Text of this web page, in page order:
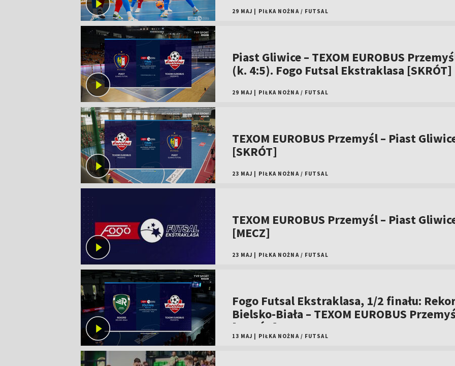
29 MAJ PIŁKA NOŻNA / FUTSAL
Piast Gliwice – TEXOM EUROBUS
(k. 4:5). Fogo Futsal Ekstraklasa [SKRÓT]
29 MAJ PIŁKA NOŻNA / FUTSAL
TEXOM EUROBUS Przemyśl – Piast
[SKRÓT]
23 MAJ PIŁKA NOŻNA / FUTSAL
TEXOM EUROBUS Przemyśl – Piast
[MECZ]
23 MAJ PIŁKA NOŻNA / FUTSAL
Fogo Futsal Ekstraklasa, 1/2 finału:
Bielsko-Biała – TEXOM EUROBUS
[SKRÓT]
13 MAJ PIŁKA NOŻNA / FUTSAL